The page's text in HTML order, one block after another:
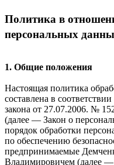
Политика в
персональных
1. Общие положения
Настоящая политика
составлена в
закона от 27.07.2006. №
(далее — Закон о
порядок обработки
по обеспечению
предпринимаемые
Владимировичем (далее